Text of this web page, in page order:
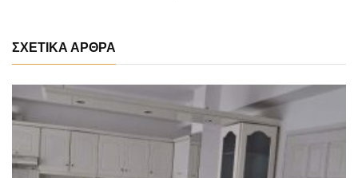
ΣΧΕΤΙΚΑ ΑΡΘΡΑ